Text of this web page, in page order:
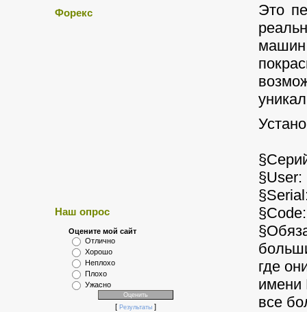
Форекс
Наш опрос
Оцените мой сайт
Отлично
Хорошо
Неплохо
Плохо
Ужасно
[ Результаты]
Это
где
имени
все